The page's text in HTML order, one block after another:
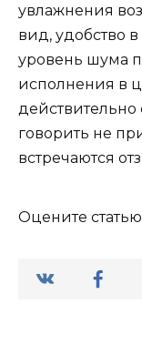
увлажнения
вид, удобство
уровень шума
исполнения в
действительно
говорить не
встречаются
Оцените статью